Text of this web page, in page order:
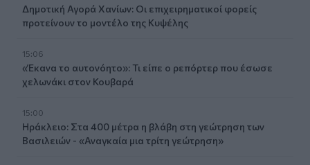
Δημοτική Αγορά Χανίων: Οι επιχειρηματικοί φορείς
προτείνουν το μοντέλο της Κυψέλης
15:06
«Έκανα το αυτονόητο»: Τι είπε ο ρεπόρτερ που έσωσε
χελωνάκι στον Κουβαρά
15:00
Ηράκλειο: Στα 400 μέτρα η βλάβη στη γεώτρηση των
Βασιλειών - «Αναγκαία μια τρίτη γεώτρηση»